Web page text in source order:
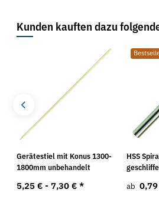
Kunden kauften dazu
Gerätestiel mit Konus 1300-
1800mm unbehandelt
5,25 € - 7,30 € *
HSS
ab